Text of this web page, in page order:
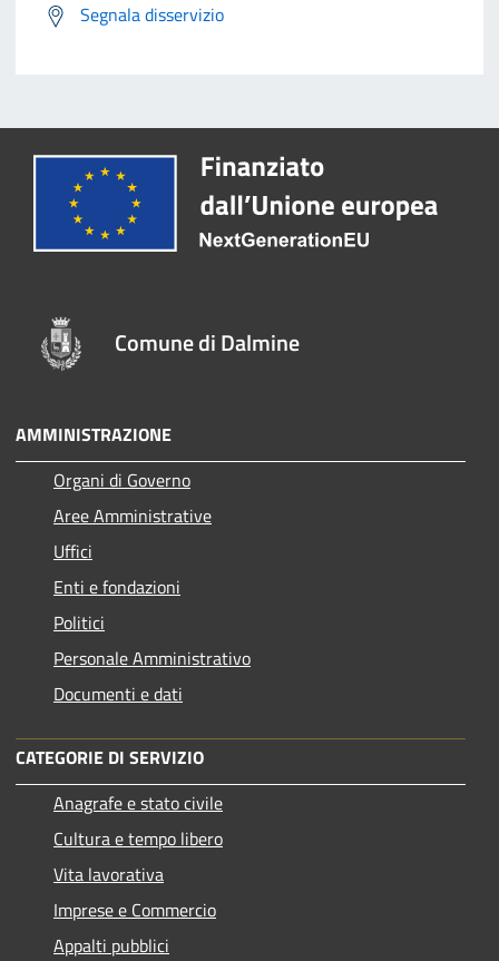
Segnala disservizio
Comune di Dalmine
AMMINISTRAZIONE
Organi di Governo
Aree Amministrative
Uffici
Enti e fondazioni
Politici
Personale Amministrativo
Documenti e dati
CATEGORIE DI SERVIZIO
Anagrafe e stato civile
Cultura e tempo libero
Vita lavorativa
Imprese e Commercio
Appalti pubblici